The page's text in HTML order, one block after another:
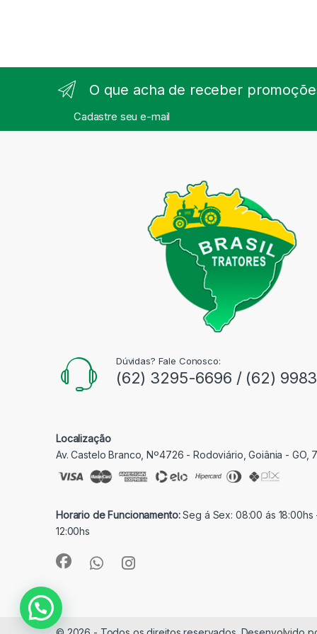
O que acha de receber
Cadastre seu e-mail
Dúvidas? Fale Conosco:
(62) 3295-6696 / (62)
Localização
Av. Castelo Branco, Nº4726 - Rodoviário, Goiânia - GO,
Horario de Funcionamento:Seg á Sex: 08:00 ás 18:00hs
12:00hs